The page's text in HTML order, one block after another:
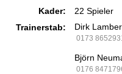
Kader:
22 Spieler
Trainerstab:
Dirk
0173
Björn
0176